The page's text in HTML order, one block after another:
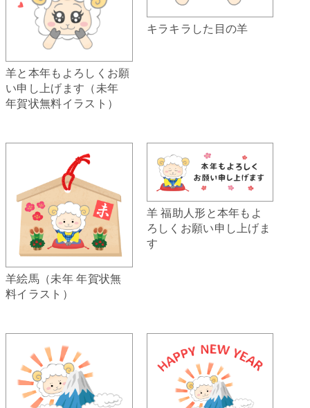
羊と本年もよろしくお願
い申し上げます（未年
年賀状無料イラスト）
キラキラした目の羊
羊絵馬（未年 年賀状無
料イラスト）
羊 福助人形と本年もよ
ろしくお願い申し上げま
す